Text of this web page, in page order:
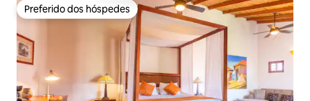
Preferido dos hóspedes
Preferido dos hóspedes